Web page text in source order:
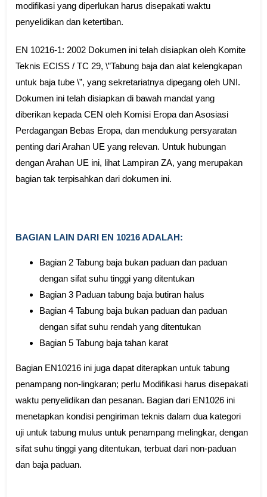
modifikasi yang diperlukan harus disepakati waktu
penyelidikan dan ketertiban.
EN 10216-1: 2002 Dokumen ini telah disiapkan oleh Komite
Teknis ECISS / TC 29, \”Tabung baja dan alat kelengkapan
untuk baja tube \”, yang sekretariatnya dipegang oleh UNI.
Dokumen ini telah disiapkan di bawah mandat yang
diberikan kepada CEN oleh Komisi Eropa dan Asosiasi
Perdagangan Bebas Eropa, dan mendukung persyaratan
penting dari Arahan UE yang relevan. Untuk hubungan
dengan Arahan UE ini, lihat Lampiran ZA, yang merupakan
bagian tak terpisahkan dari dokumen ini.
BAGIAN LAIN DARI EN 10216 ADALAH:
Bagian 2 Tabung baja bukan paduan dan paduan
dengan sifat suhu tinggi yang ditentukan
Bagian 3 Paduan tabung baja butiran halus
Bagian 4 Tabung baja bukan paduan dan paduan
dengan sifat suhu rendah yang ditentukan
Bagian 5 Tabung baja tahan karat
Bagian EN10216 ini juga dapat diterapkan untuk tabung
penampang non-lingkaran; perlu Modifikasi harus disepakati
waktu penyelidikan dan pesanan. Bagian dari EN1026 ini
menetapkan kondisi pengiriman teknis dalam dua kategori
uji untuk tabung mulus untuk penampang melingkar, dengan
sifat suhu tinggi yang ditentukan, terbuat dari non-paduan
dan baja paduan.